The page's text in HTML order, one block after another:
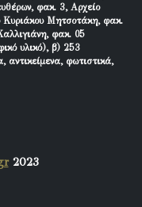
φακ. 3, Αρχείο
Κυριάκου Μητσοτάκη, φακ.
φακ. 05
υλικό), β) 253
αντικείμενα, φωτιστικά,
2023